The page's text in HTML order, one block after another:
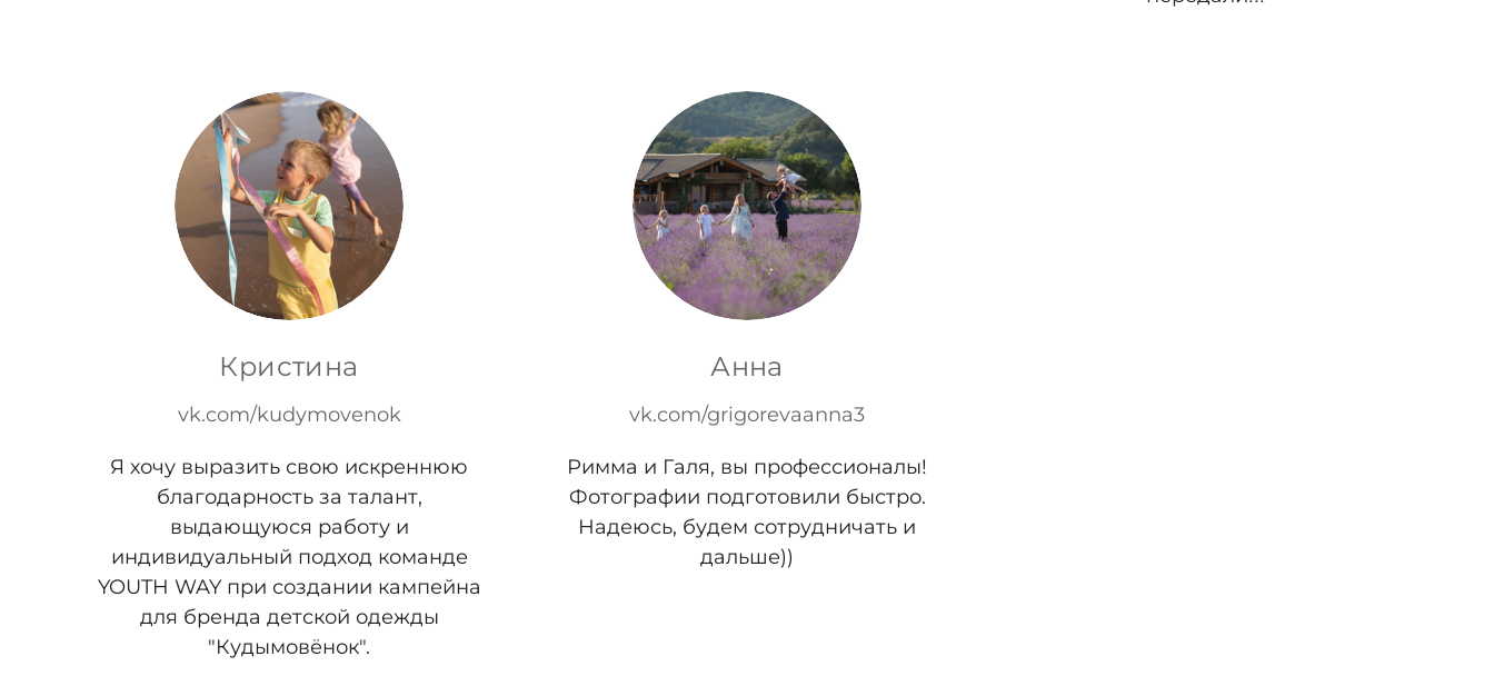
Кристина
vk.com/kudymovenok
Я хочу выразить свою искреннюю
благодарность за талант,
выдающуюся работу и
индивидуальный подход команде
YOUTH WAY при создании кампейна
для бренда детской одежды
"Кудымовёнок".
Анна
vk.com/grigorevaanna3
Римма и Галя, вы профессионалы!
Фотографии подготовили быстро.
Надеюсь, будем сотрудничать и
дальше))